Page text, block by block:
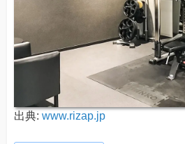
出典: www.rizap.jp